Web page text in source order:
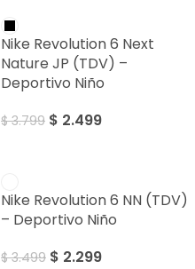
Nike Revolution 6 Next
Nature JP (TDV) –
Deportivo Niño
$3.799 $ 2.499
Nike Revolution 6 NN (TDV)
– Deportivo Niño
$3.499 $ 2.299